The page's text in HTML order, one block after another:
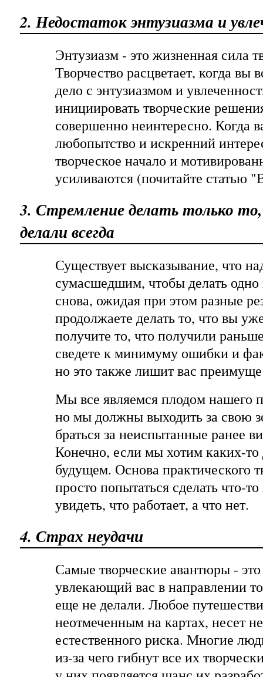
2. Недостаток энтузиазма и
Энтузиазм - это жизненная сила
Творчество расцветает, когда вы
дело с энтузиазмом и
инициировать творческие
совершенно неинтересно. Когда
любопытство и искренний
творческое начало и
усиливаются (почитайте статью
3. Стремление делать только
делали всегда
Существует высказывание, что
сумасшедшим, чтобы делать
снова, ожидая при этом разные
продолжаете делать то, что вы
получите то, что получили
сведете к минимуму ошибки и
но это также лишит вас
Мы все являемся плодом нашего
но мы должны выходить за свою
браться за неиспытанные ранее
Конечно, если мы хотим каких-
будущем. Основа практического
просто попытаться сделать что-
увидеть, что работает, а что нет.
4. Страх неудачи
Самые творческие авантюры -
увлекающий вас в направлении
еще не делали. Любое
неотмеченным на картах, несет
естественного риска. Многие
из-за чего гибнут все их